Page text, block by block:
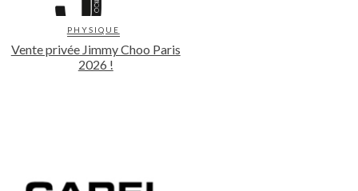
PHYSIQUE
Vente privée Jimmy Choo Paris
2026 !